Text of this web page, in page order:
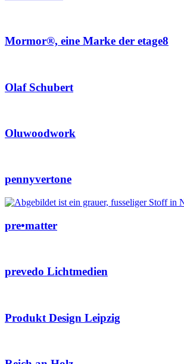
Mormor®, eine Marke der etage8
Olaf Schubert
Oluwoodwork
pennyvertone
pre•matter
prevedo Lichtmedien
Produkt Design Leipzig